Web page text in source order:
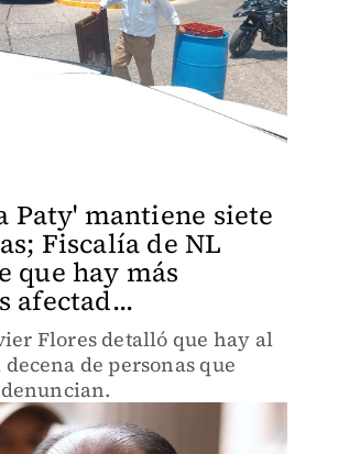
Paty' mantiene siete
Fiscalía de NL
que hay más
afectad...
Flores detalló que hay al
de personas que